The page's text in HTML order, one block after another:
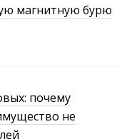
магнитную бурю
почему
не